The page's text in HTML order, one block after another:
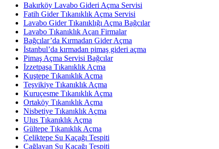
Bakırköy Lavabo Gideri Açma Servisi
Fatih Gider Tıkanıklık Açma Servisi
Lavabo Gider Tıkanıklığı Açma Bağcılar
Lavabo Tıkanıklık Açan Firmalar
Bağcılar’da Kırmadan Gider Açma
İstanbul’da kırmadan pimaş gideri açma
Pimaş Açma Servisi Bağcılar
İzzetpaşa Tıkanıklık Açma
Kuştepe Tıkanıklık Açma
Teşvikiye Tıkanıklık Açma
Kuruçesme Tıkanıklık Açma
Ortaköy Tıkanıklık Açma
Nisbetiye Tıkanıklık Açma
Ulus Tıkanıklık Açma
Gültepe Tıkanıklık Açma
Çeliktepe Su Kaçağı Tespiti
Çağlayan Su Kaçağı Tespiti